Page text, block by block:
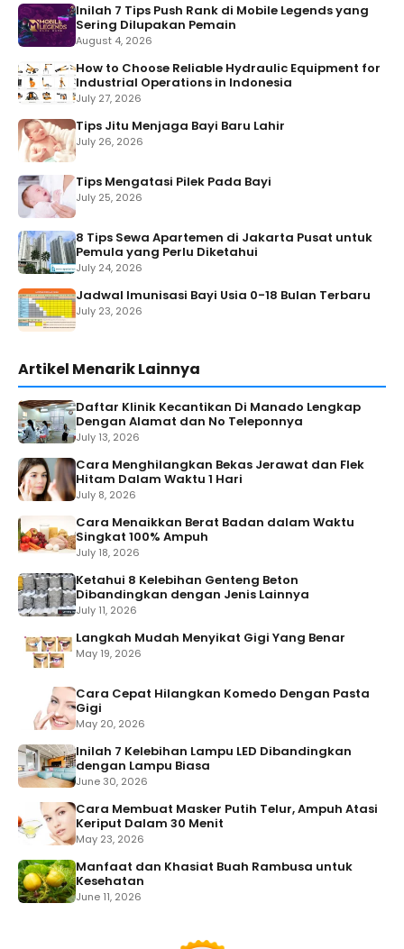
Inilah 7 Tips Push Rank di Mobile Legends yang
Sering Dilupakan Pemain
August 4, 2026
How to Choose Reliable Hydraulic Equipment for
Industrial Operations in Indonesia
July 27, 2026
Tips Jitu Menjaga Bayi Baru Lahir
July 26, 2026
Tips Mengatasi Pilek Pada Bayi
July 25, 2026
8 Tips Sewa Apartemen di Jakarta Pusat untuk
Pemula yang Perlu Diketahui
July 24, 2026
Jadwal Imunisasi Bayi Usia 0-18 Bulan Terbaru
July 23, 2026
Artikel Menarik Lainnya
Daftar Klinik Kecantikan Di Manado Lengkap
Dengan Alamat dan No Teleponnya
July 13, 2026
Cara Menghilangkan Bekas Jerawat dan Flek
Hitam Dalam Waktu 1 Hari
July 8, 2026
Cara Menaikkan Berat Badan dalam Waktu
Singkat 100% Ampuh
July 18, 2026
Ketahui 8 Kelebihan Genteng Beton
Dibandingkan dengan Jenis Lainnya
July 11, 2026
Langkah Mudah Menyikat Gigi Yang Benar
May 19, 2026
Cara Cepat Hilangkan Komedo Dengan Pasta
Gigi
May 20, 2026
Inilah 7 Kelebihan Lampu LED Dibandingkan
dengan Lampu Biasa
June 30, 2026
Cara Membuat Masker Putih Telur, Ampuh Atasi
Keriput Dalam 30 Menit
May 23, 2026
Manfaat dan Khasiat Buah Rambusa untuk
Kesehatan
June 11, 2026